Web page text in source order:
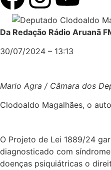
Da Redação Rádio Aruanã
30/07/2024 – 13:13
Mario Agra / Câmara dos
Clodoaldo Magalhães, o
O Projeto de Lei 1889/24
diagnosticado com
doenças psiquiátricas o